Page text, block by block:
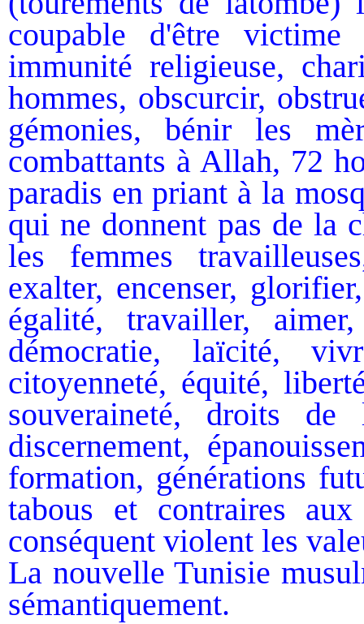
coupable d'être
immunité religieuse,
hommes, obscurcir,
gémonies, bénir les
combattants à Allah, 72
paradis en priant à la
qui ne donnent pas de la
les femmes
exalter, encenser,
égalité, travailler,
démocratie, laïcité,
citoyenneté, équité,
souveraineté, droits de
discernement,
formation, générations
tabous et contraires
conséquent violent les
La nouvelle Tunisie
sémantiquement.